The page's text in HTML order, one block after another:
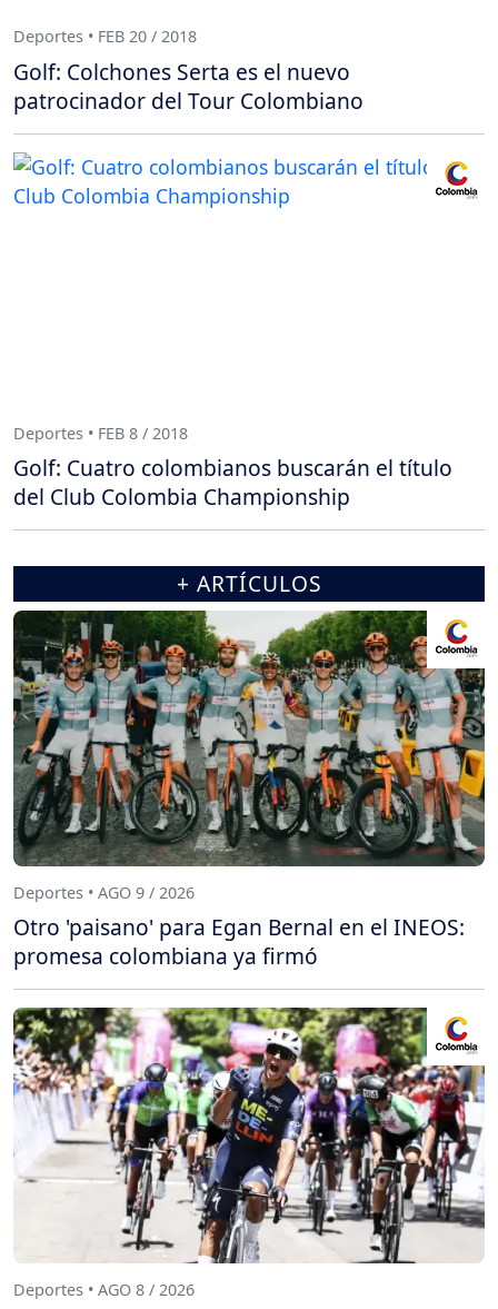
Deportes • FEB 20 / 2018
Golf: Colchones Serta es el nuevo
patrocinador del Tour Colombiano
Deportes • FEB 8 / 2018
Golf: Cuatro colombianos buscarán el título
del Club Colombia Championship
+ ARTÍCULOS
Deportes • AGO 9 / 2026
Otro 'paisano' para Egan Bernal en el INEOS:
promesa colombiana ya firmó
Deportes • AGO 8 / 2026